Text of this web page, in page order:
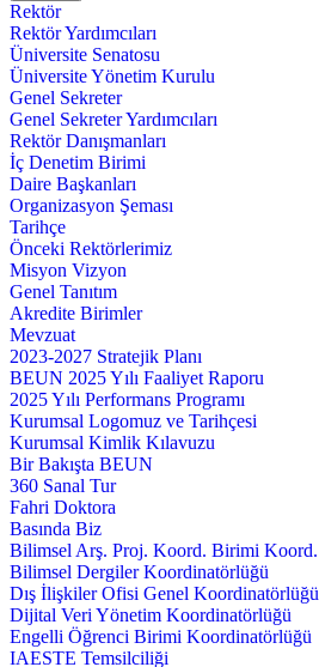
Rektör
Rektör Yardımcıları
Üniversite Senatosu
Üniversite Yönetim Kurulu
Genel Sekreter
Genel Sekreter Yardımcıları
Rektör Danışmanları
İç Denetim Birimi
Daire Başkanları
Organizasyon Şeması
Tarihçe
Önceki Rektörlerimiz
Misyon Vizyon
Genel Tanıtım
Akredite Birimler
Mevzuat
2023-2027 Stratejik Planı
BEUN 2025 Yılı Faaliyet Raporu
2025 Yılı Performans Programı
Kurumsal Logomuz ve Tarihçesi
Kurumsal Kimlik Kılavuzu
Bir Bakışta BEUN
360 Sanal Tur
Fahri Doktora
Basında Biz
Bilimsel Arş. Proj. Koord. Birimi Koord.
Bilimsel Dergiler Koordinatörlüğü
Dış İlişkiler Ofisi Genel Koordinatörlüğü
Dijital Veri Yönetim Koordinatörlüğü
Engelli Öğrenci Birimi Koordinatörlüğü
IAESTE Temsilciliği